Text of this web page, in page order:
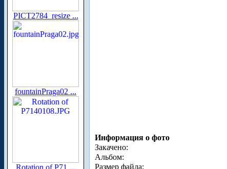
PICT2784_resize ...
fountainPraga02 ...
Rotation of P71 ...
Информация о фото
Закачено:
Альбом:
Размер файла: